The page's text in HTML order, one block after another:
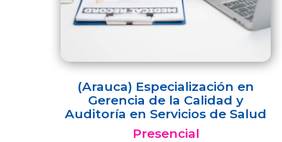
(Arauca) Especialización en
Gerencia de la Calidad y
Auditoría en Servicios de Salud
Presencial